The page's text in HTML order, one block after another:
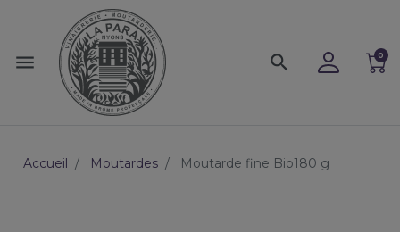
menu search 0
Accueil Moutardes Moutarde fine Bio180 g